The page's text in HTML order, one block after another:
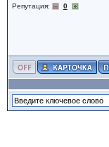
Репутация: 0